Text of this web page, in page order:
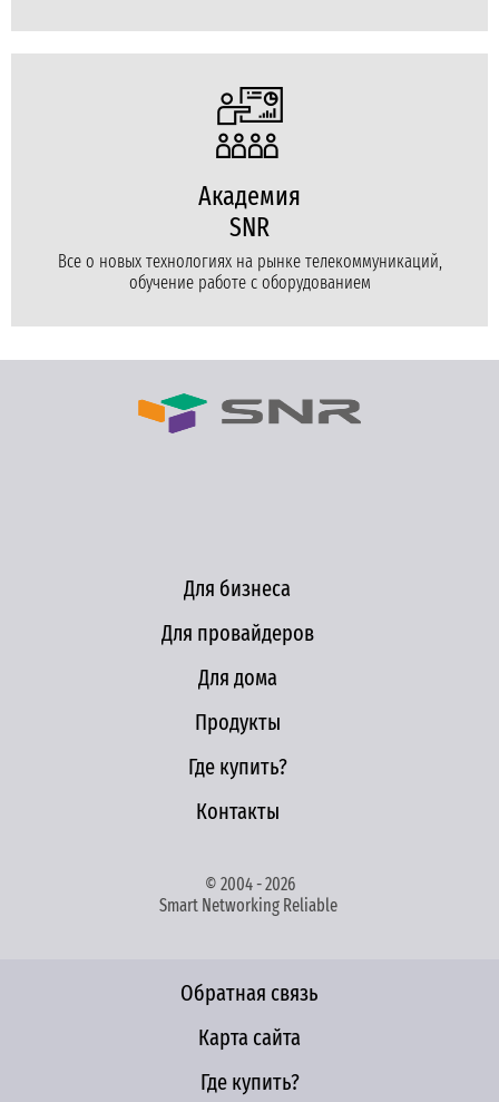
Академия
SNR
Все о новых технологиях на рынке телекоммуникаций,
обучение работе с оборудованием
Для бизнеса
Для провайдеров
Для дома
Продукты
Где купить?
Контакты
© 2004 - 2026
Smart Networking Reliable
Обратная связь
Карта сайта
Где купить?